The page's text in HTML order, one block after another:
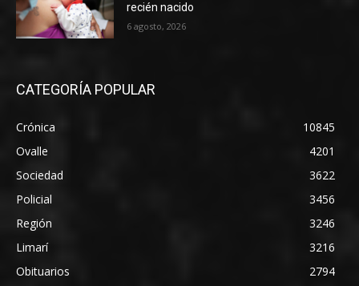
recién nacido
6 agosto, 2026
CATEGORÍA POPULAR
Crónica
10845
Ovalle
4201
Sociedad
3622
Policial
3456
Región
3246
Limarí
3216
Obituarios
2794